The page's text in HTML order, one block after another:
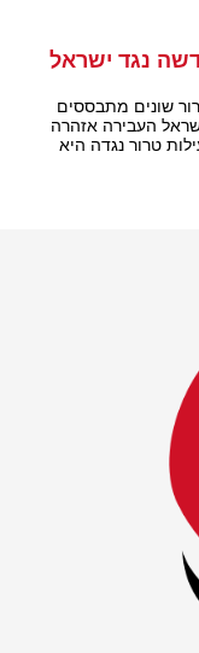
נגד ישראל
שונים מתבססים
העבירה אזהרה
טרור נגדה היא